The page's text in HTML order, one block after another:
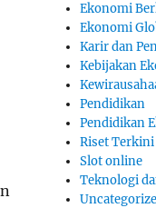
Ekonomi
Ekonomi
Karir dan
Kebijakan
Pendidikan
Pendidikan
Riset Terkini
Slot online
Teknologi